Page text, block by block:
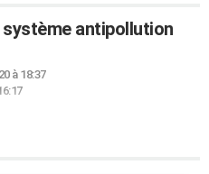
antipollution
à 18:37